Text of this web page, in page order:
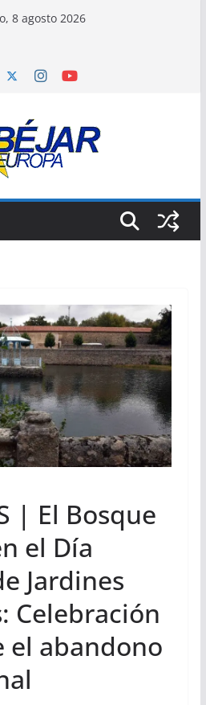
8 agosto 2026
| El Bosque
el Día
Jardines
Celebración
el abandono